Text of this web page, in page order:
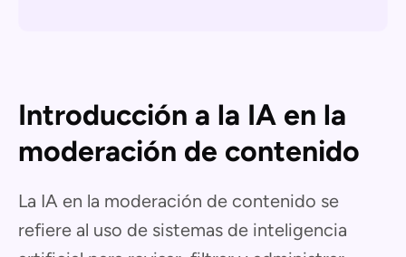
Introducción a la IA en la
moderación de contenido
La IA en la moderación de contenido se
refiere al uso de sistemas de inteligencia